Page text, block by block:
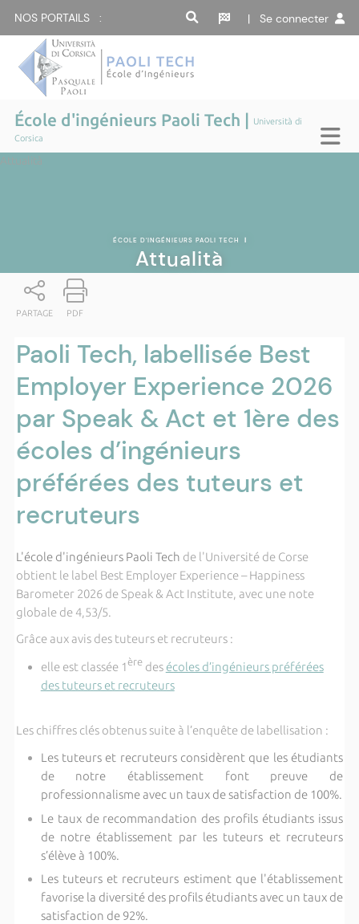
NOS PORTAILS : | Se connecter
École d'ingénieurs Paoli Tech |
Università di
Corsica
Attualità
ÉCOLE D'INGÉNIEURS PAOLI TECH |
Attualità
PARTAGE PDF
Paoli Tech, labellisée Best
Employer Experience 2026
par Speak & Act et 1ère des
écoles d’ingénieurs
préférées des tuteurs et
recruteurs
L'école d'ingénieurs Paoli Tech de l'Université de Corse
obtient le label Best Employer Experience – Happiness
Barometer 2026 de Speak & Act Institute, avec une note
globale de 4,53/5.
Grâce aux avis des tuteurs et recruteurs :
elle est classée 1 èredes écoles d’ingénieurs préférées
des tuteurs et recruteurs
Les chiffres clés obtenus suite à l’enquête de labellisation :
Les tuteurs et recruteurs considèrent que les étudiants
de notre établissement font preuve de
professionnalisme avec un taux de satisfaction de 100%.
Le taux de recommandation des profils étudiants issus
de notre établissement par les tuteurs et recruteurs
s’élève à 100%.
Les tuteurs et recruteurs estiment que l'établissement
favorise la diversité des profils étudiants avec un taux de
satisfaction de 92%.